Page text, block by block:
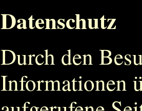
Datenschutz
Durch den
Informationen